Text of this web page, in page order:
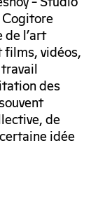
l’art
films, vidéos,
des
de
idée